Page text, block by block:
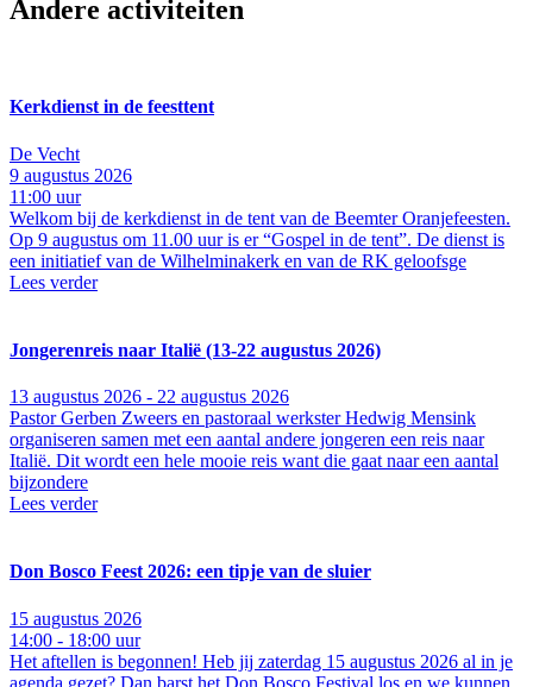
Andere activiteiten
Kerkdienst in de feesttent
De Vecht
9 augustus 2026
11:00 uur
Welkom bij de kerkdienst in de tent van de Beemter Oranjefeesten.
Op 9 augustus om 11.00 uur is er “Gospel in de tent”. De dienst is
een initiatief van de Wilhelminakerk en van de RK geloofsge
Lees verder
Jongerenreis naar Italië (13-22 augustus 2026)
13 augustus 2026 - 22 augustus 2026
Pastor Gerben Zweers en pastoraal werkster Hedwig Mensink
organiseren samen met een aantal andere jongeren een reis naar
Italië. Dit wordt een hele mooie reis want die gaat naar een aantal
bijzondere
Lees verder
Don Bosco Feest 2026: een tipje van de sluier
15 augustus 2026
14:00 - 18:00 uur
Het aftellen is begonnen! Heb jij zaterdag 15 augustus 2026 al in je
agenda gezet? Dan barst het Don Bosco Festival los en we kunnen